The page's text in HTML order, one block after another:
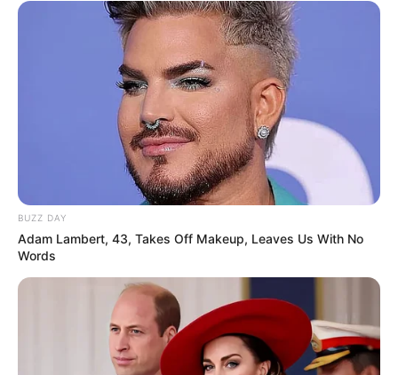
BUZZ DAY
Adam Lambert, 43, Takes Off Makeup, Leaves Us With No
Words